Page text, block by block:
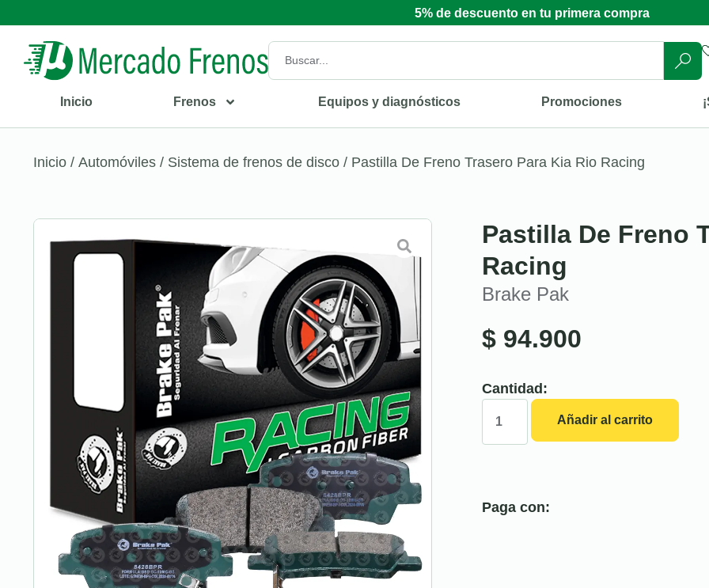
5% de descuento en tu primera compra
Inicio Frenos Equipos y diagnósticos Promociones
Inicio / Automóviles / Sistema de frenos de disco / Pastilla De Freno Trasero Para Kia Rio Racing
Pastilla De Freno
Racing
Brake Pak
$ 94.900
Cantidad:
Añadir al carrito
Paga con: